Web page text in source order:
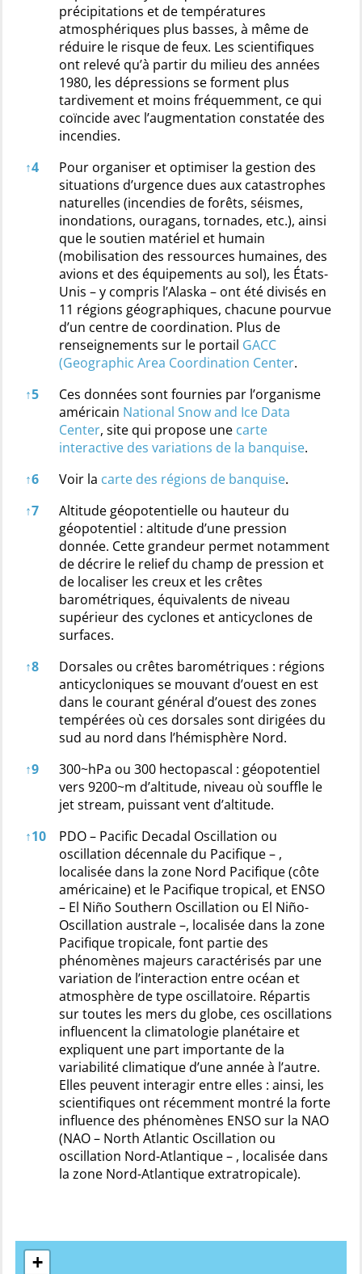
précipitations et de températures
atmosphériques plus basses, à même de
réduire le risque de feux. Les scientifiques
ont relevé qu’à partir du milieu des années
1980, les dépressions se forment plus
tardivement et moins fréquemment, ce qui
coïncide avec l’augmentation constatée des
incendies.
↑4
Pour organiser et optimiser la gestion des
situations d’urgence dues aux catastrophes
naturelles (incendies de forêts, séismes,
inondations, ouragans, tornades, etc.), ainsi
que le soutien matériel et humain
(mobilisation des ressources humaines, des
avions et des équipements au sol), les États-
Unis – y compris l’Alaska – ont été divisés en
11 régions géographiques, chacune pourvue
d’un centre de coordination. Plus de
renseignements sur le portail GACC
(Geographic Area Coordination Center.
↑5
Ces données sont fournies par l’organisme
américain National Snow and Ice Data
Center, site qui propose une carte
interactive des variations de la banquise.
↑6 Voir la carte des régions de banquise.
↑7
Altitude géopotentielle ou hauteur du
géopotentiel : altitude d’une pression
donnée. Cette grandeur permet notamment
de décrire le relief du champ de pression et
de localiser les creux et les crêtes
barométriques, équivalents de niveau
supérieur des cyclones et anticyclones de
surfaces.
↑8
Dorsales ou crêtes barométriques : régions
anticycloniques se mouvant d’ouest en est
dans le courant général d’ouest des zones
tempérées où ces dorsales sont dirigées du
sud au nord dans l’hémisphère Nord.
↑9
300~hPa ou 300 hectopascal : géopotentiel
vers 9200~m d’altitude, niveau où souffle le
jet stream, puissant vent d’altitude.
↑10
PDO – Pacific Decadal Oscillation ou
oscillation décennale du Pacifique – ,
localisée dans la zone Nord Pacifique (côte
américaine) et le Pacifique tropical, et ENSO
– El Niño Southern Oscillation ou El Niño-
Oscillation australe –, localisée dans la zone
Pacifique tropicale, font partie des
phénomènes majeurs caractérisés par une
variation de l’interaction entre océan et
atmosphère de type oscillatoire. Répartis
sur toutes les mers du globe, ces oscillations
influencent la climatologie planétaire et
expliquent une part importante de la
variabilité climatique d’une année à l’autre.
Elles peuvent interagir entre elles : ainsi, les
scientifiques ont récemment montré la forte
influence des phénomènes ENSO sur la NAO
(NAO – North Atlantic Oscillation ou
oscillation Nord-Atlantique – , localisée dans
la zone Nord-Atlantique extratropicale).
+